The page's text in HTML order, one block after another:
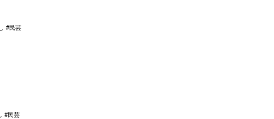
#民芸
#民芸